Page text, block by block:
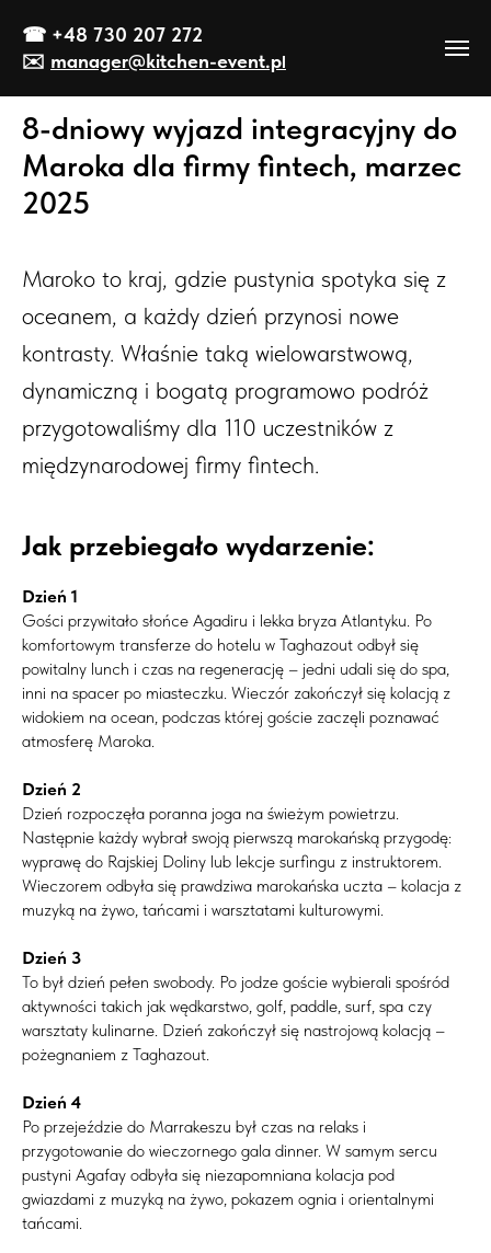
☎ +48 730 207 272
✉️ manager@kitchen-event.pl
8-dniowy wyjazd integracyjny do
Maroka dla firmy fintech, marzec
2025
Maroko to kraj, gdzie pustynia spotyka się z
oceanem, a każdy dzień przynosi nowe
kontrasty. Właśnie taką wielowarstwową,
dynamiczną i bogatą programowo podróż
przygotowaliśmy dla 110 uczestników z
międzynarodowej firmy fintech.
Jak przebiegało wydarzenie:
Dzień 1
Gości przywitało słońce Agadiru i lekka bryza Atlantyku. Po
komfortowym transferze do hotelu w Taghazout odbył się
powitalny lunch i czas na regenerację – jedni udali się do spa,
inni na spacer po miasteczku. Wieczór zakończył się kolacją z
widokiem na ocean, podczas której goście zaczęli poznawać
atmosferę Maroka.
Dzień 2
Dzień rozpoczęła poranna joga na świeżym powietrzu.
Następnie każdy wybrał swoją pierwszą marokańską przygodę:
wyprawę do Rajskiej Doliny lub lekcje surfingu z instruktorem.
Wieczorem odbyła się prawdziwa marokańska uczta – kolacja z
muzyką na żywo, tańcami i warsztatami kulturowymi.
Dzień 3
To był dzień pełen swobody. Po jodze goście wybierali spośród
aktywności takich jak wędkarstwo, golf, paddle, surf, spa czy
warsztaty kulinarne. Dzień zakończył się nastrojową kolacją –
pożegnaniem z Taghazout.
Dzień 4
Po przejeździe do Marrakeszu był czas na relaks i
przygotowanie do wieczornego gala dinner. W samym sercu
pustyni Agafay odbyła się niezapomniana kolacja pod
gwiazdami z muzyką na żywo, pokazem ognia i orientalnymi
tańcami.